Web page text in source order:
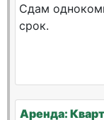
Сдам
срок.
Аренда: